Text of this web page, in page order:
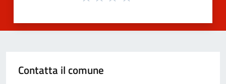
Contatta il comune